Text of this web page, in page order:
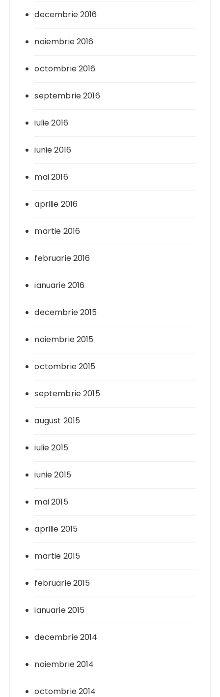
decembrie 2016
noiembrie 2016
octombrie 2016
septembrie 2016
iulie 2016
iunie 2016
mai 2016
aprilie 2016
martie 2016
februarie 2016
ianuarie 2016
decembrie 2015
noiembrie 2015
octombrie 2015
septembrie 2015
august 2015
iulie 2015
iunie 2015
mai 2015
aprilie 2015
martie 2015
februarie 2015
ianuarie 2015
decembrie 2014
noiembrie 2014
octombrie 2014